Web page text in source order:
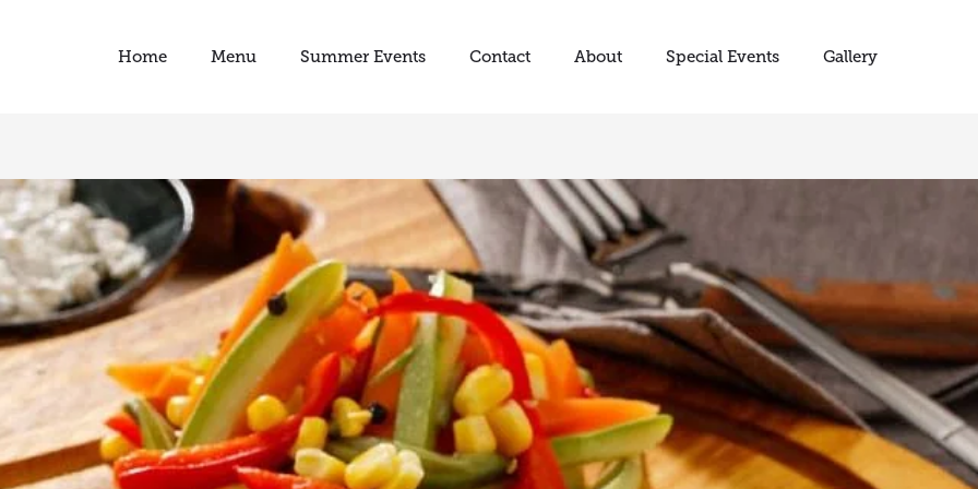
Home Menu Summer Events Contact About Special Events Gallery